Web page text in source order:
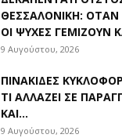
ΘΕΣΣΑΛΟΝΊΚΗ: ΌΤΑΝ
ΟΙ ΨΥΧΈΣ ΓΕΜΊΖΟΥΝ
9 Αυγούστου, 2026
ΠΙΝΑΚΊΔΕΣ
ΤΙ ΑΛΛΆΖΕΙ ΣΕ
ΚΑΙ...
9 Αυγούστου, 2026